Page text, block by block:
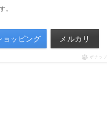
。
ョッピング メルカリ
ポチップ